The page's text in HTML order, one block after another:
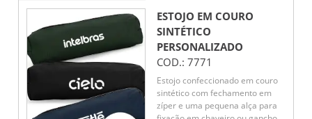
ESTOJO EM COURO
SINTÉTICO
PERSONALIZADO
COD.: 7771
Estojo confeccionado em couro
sintético com fechamento em
zíper e uma pequena alça para